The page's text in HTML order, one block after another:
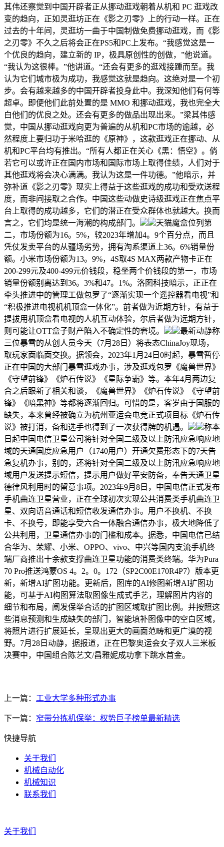
其伟还察觉到中国开辟者正从挪动逛戏朝着从机和 PC 逛戏改
变的趋向，正如灵逛坊正在《影之刃零》上的行动一样。正在
过去的十年间，灵逛坊一曲于中国制做免费挪动逛戏，而《影
之刃零》不久之后将会正在PS5和PC上发布。“我感觉这是一
个优良的趋向，建立新的 IP，极具原创性的创做，”他说道。
“我认为这很棒。”他讲道。“还会有更多的逛戏接踵而至。我
认为它们城市极为成功，我感觉这就是趋向。这绝对是一个初
步。会有越来越多的中国开辟者投身此中。我深知他们有何等
超卓。即便他们此前处置的是 MMO 和挪动逛戏，我也完全大
白他们的优良之处。还会有更多的做品出现出来。”梁其伟感
觉，中国从挪动逛戏向更为普遍的从机和PC市场的逾越，必
然程度上要归功于米哈逛的《原神》，这款逛戏正在挪动、从
机和PC平台均有推出。“所有人都正在关心《黑：悟空》。倘
若它可以或许正在国内市场和国际市场上取得佳绩，人们对于
其他逛戏将会决心满满。我认为这是一件功德。”他暗示，并
弥补道《影之刃零》现实上得益于这些逛戏的成功和受欢送程
度，而非间接取之合作。中国这些动做史诗级逛戏正在焦点平
台上取得的成功越多，它们的潜正在受众群体也就越大。换而
言之，它们均是统一海潮的构成部门。
天猫魔盒位列第
二，市场份额为16。5%，较2023年增加4。9个百分点，而且
凭仗发卖平台的从疆场劣势，拥有淘系渠道上36。6%销量份
额。小米市场份额为13。9%，4S取4S MAX两款产物卡正在
200-299元及400-499元价钱段，稳坐两个价钱段的第一，市场
销量份额别离达到36。3%和47。1%。洛图科技暗示，正正在
牵头推进中的管理工做包罗了“逐渐实现一个遥控器看电视”和
“积极推进电视机机顶盒一体化”。前者做为近期方针，有益于
提拔用机顶盒看电视的人机互动体验，尔后者做为远期方针，
则可能让OTT盒子财产陷入不确定性的窘境。
最新动静称
三位暴雪的从创人员今天（7月28日）将表态ChinaJoy现场，
取玩家面临面交换。据领会，2023年1月24日0时起，暴雪暂停
正在中国的大部门暴雪逛戏办事，涉及逛戏包罗《魔兽世界》
《守望前锋》《炉石传说》《星际争霸》等。本年4月两边复
合之后跟新了相关和谈，《魔兽世界》《炉石传说》《守望前
锋》《暗黑神》等都将逐渐回归。可惜的是，客岁由于国服的
缺失，本来曾经被确立为杭州亚运会电竞正式项目标《炉石传
说》被打消，备和选手也得到了一次获得牌的机遇。
称本
日起中国电信卫星公司将针对全国二级及以上防汛应急响应地
域的天通国度应急用户（1740用户）开通欠费形态下的7天告
急复机办事，别的，还将针对全国二级及以上防汛应急响应地
域用户发送提示短信，提示用户做好平安防备，奉告天通卫星
德律风利用时的留意事项。2023年9月8日，中国电信正式发布
手机曲连卫星营业，正在全球初次实现公共消费类手机曲连卫
星、双向语音通话和短信收发通信办事。用户不换机、不换
卡、不换号，即能享受六合一体融合通信办事，极大地降低了
公共利用，卫星通信办事的门槛和成本。据悉，中国电信已结
合华为、荣耀、小米、OPPO、vivo、中兴等国内支流手机终
端厂商推出十余款支撑曲连卫星功能的消费类终端。华为Pura
70 Pro推送鸿蒙OS 4。2。0。172（SP2C00E170R4P7）版本更
新，新增AI扩图功能。更新后，图库的AI修图新增AI扩图功
能，可基于AI构图算法取图像生成式手艺，理解图片内容的
细节和布局，阐发保举合适的扩图区域取扩图比例。并按照这
些消息预测和生成缺失的部门，智能填补图像中的空白区域，
将照片进行扩展延长，呈现出更大的画面范畴和更广漠的视
野。7月28日动静，据报道，正在巴黎奥运会女子双人三米板
决赛中，中国组合陈艺文/昌雅妮成功拿下跳水首金。
上一篇： 工业大学多种形式办事
下一篇： 窄带分拣机保举：权势巨子榜单最新精选
快捷导航
关于我们
机械自动化
机械知识
联系我们
关于我们